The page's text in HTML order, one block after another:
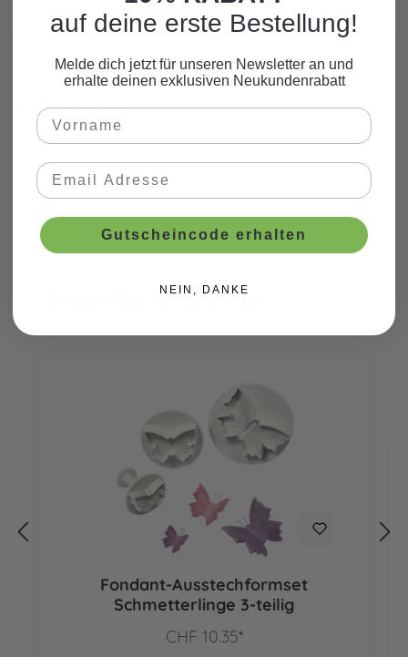
Beschreibung
Produktgalerie überspringen
Ähnliche Produkte
Fondant-Ausstechformset
Schmetterlinge 3-teilig
CHF 10.35*
auf deine erste Bestellung!
Melde dich jetzt für unseren Newsletter an und
erhalte deinen exklusiven Neukundenrabatt
Gutscheincode erhalten
NEIN, DANKE